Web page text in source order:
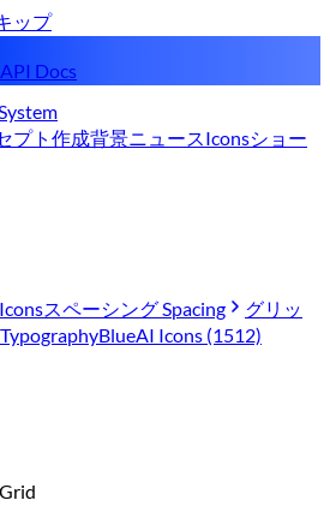
ップ
API Docs
プト 作成背景ニュースIconsショー
スペーシング Spacing
グリッ
BlueAI Icons (1512)